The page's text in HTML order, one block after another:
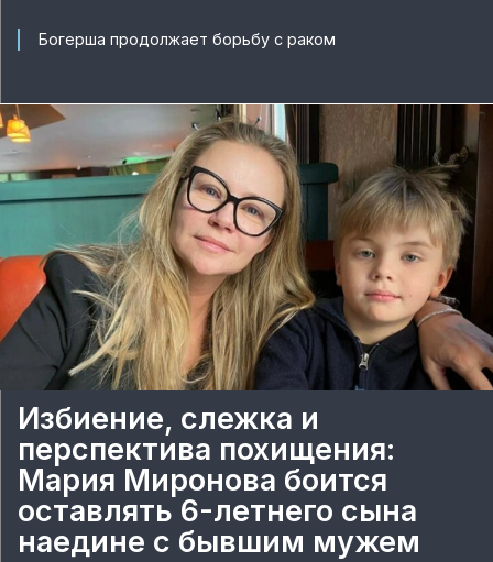
Богерша продолжает борьбу с раком
Избиение, слежка и
перспектива похищения:
Мария Миронова боится
оставлять 6-летнего сына
наедине с бывшим мужем